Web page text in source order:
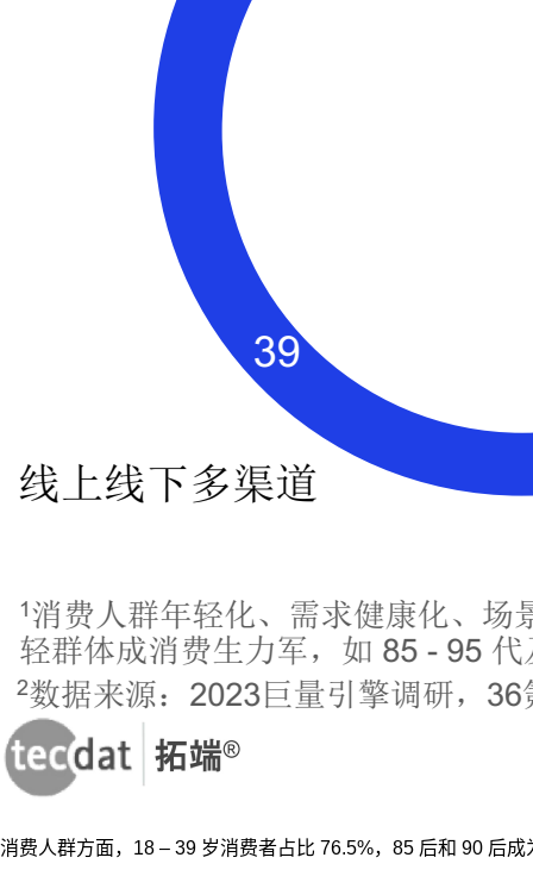
消费人群方面，18 – 39 岁消费者占比 76.5%，85 后和 90 后